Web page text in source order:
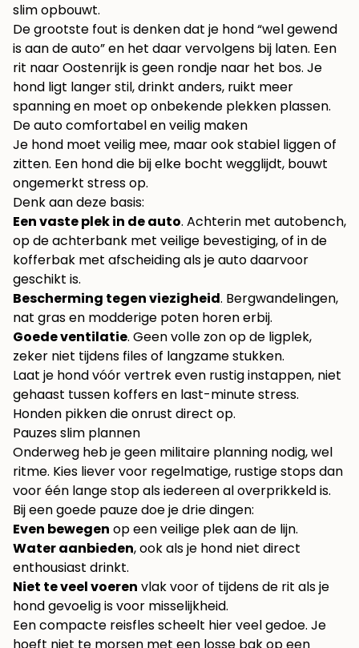
slim opbouwt.
De grootste fout is denken dat je hond “wel gewend
is aan de auto” en het daar vervolgens bij laten. Een
rit naar Oostenrijk is geen rondje naar het bos. Je
hond ligt langer stil, drinkt anders, ruikt meer
spanning en moet op onbekende plekken plassen.
De auto comfortabel en veilig maken
Je hond moet veilig mee, maar ook stabiel liggen of
zitten. Een hond die bij elke bocht wegglijdt, bouwt
ongemerkt stress op.
Denk aan deze basis:
Een vaste plek in de auto. Achterin met autobench,
op de achterbank met veilige bevestiging, of in de
kofferbak met afscheiding als je auto daarvoor
geschikt is.
Bescherming tegen viezigheid. Bergwandelingen,
nat gras en modderige poten horen erbij.
Goede ventilatie. Geen volle zon op de ligplek,
zeker niet tijdens files of langzame stukken.
Laat je hond vóór vertrek even rustig instappen, niet
gehaast tussen koffers en last-minute stress.
Honden pikken die onrust direct op.
Pauzes slim plannen
Onderweg heb je geen militaire planning nodig, wel
ritme. Kies liever voor regelmatige, rustige stops dan
voor één lange stop als iedereen al overprikkeld is.
Bij een goede pauze doe je drie dingen:
Even bewegen op een veilige plek aan de lijn.
Water aanbieden, ook als je hond niet direct
enthousiast drinkt.
Niet te veel voeren vlak voor of tijdens de rit als je
hond gevoelig is voor misselijkheid.
Een compacte reisfles scheelt hier veel gedoe. Je